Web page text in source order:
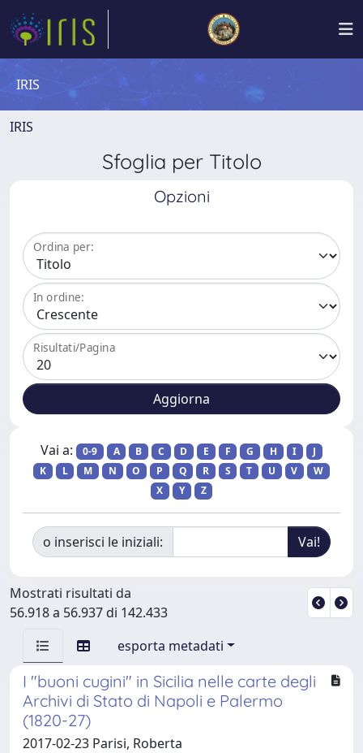
IRIS
IRIS
Sfoglia per Titolo
Opzioni
Ordina per:
In ordine:
Risultati/Pagina
Vai a: 0-9 A B C D E F G H I
J
K
L M N O P Q R S T U V
W
X
Y Z
o inserisci le iniziali:
Mostrati risultati da
56.918 a 56.937 di 142.433
esporta metadati
I "buoni cugini" in Sicilia nelle carte degli
Archivi di Stato di Napoli e Palermo
(1820-27)
2017-02-23 Parisi, Roberta